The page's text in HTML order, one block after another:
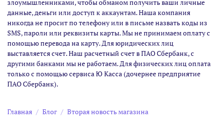
злоумышленниками, чтобы обманом получить ваши личные
данные, деньги или доступ к аккаунтам. Наша компания
никогда не просит по телефону или в письме назвать коды из
SMS, пароли или реквизиты карты. Мы не принимаем оплату с
помощью перевода на карту. Для юридических лиц
выставляется счет. Наш расчетный счет в ПАО Сбербанк, с
другими банками мы не работаем. Для физических лиц оплата
только с помощью сервиса Ю Касса (дочернее предприятие
ПАО Сбербанк).
Главная Блог Вторая новость магазина